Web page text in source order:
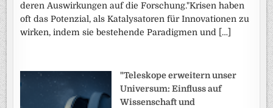
deren Auswirkungen auf die Forschung."Krisen haben
oft das Potenzial, als Katalysatoren für Innovationen zu
wirken, indem sie bestehende Paradigmen und […]
"Teleskope erweitern unser
Universum: Einfluss auf
Wissenschaft und